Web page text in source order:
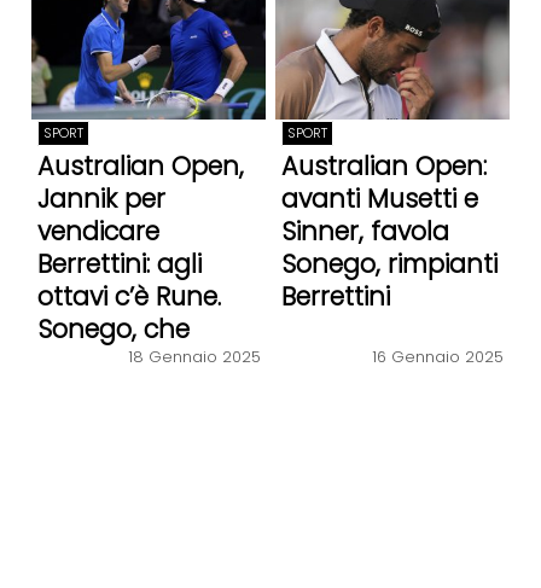
SPORT
Australian Open,
Jannik per
vendicare
Berrettini: agli
ottavi c’è Rune.
Sonego, che
18 Gennaio 2025
SPORT
Australian Open:
avanti Musetti e
Sinner, favola
Sonego, rimpianti
Berrettini
16 Gennaio 2025